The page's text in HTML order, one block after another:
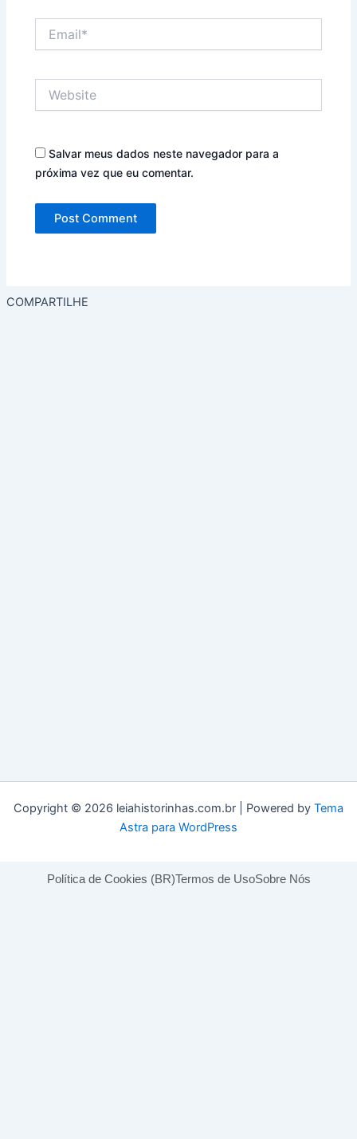
Salvar meus dados neste navegador para a
próxima vez que eu comentar.
COMPARTILHE
Copyright © 2026 leiahistorinhas.com.br | Powered by Tema
Astra para WordPress
Política de Cookies (BR)Termos de UsoSobre Nós